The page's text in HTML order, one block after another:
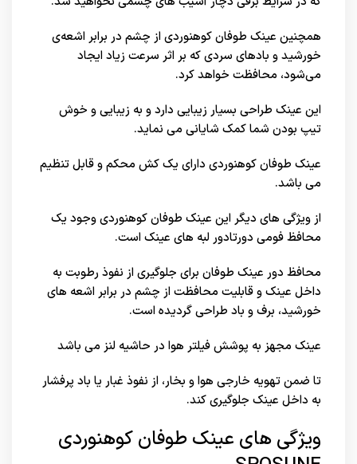
همچنین عینک طوفان کوهنوردی از چشم در برابر اشعه‌ی
خورشید و بادهای سردی که بر اثر سرعت زیاد ایجاد
می‌شود، محافظت خواهد کرد.
این عینک طراحی بسیار زیبایی دارد و به زیبایی و خوش
تیپ بودن شما کمک شایانی می نماید.
عینک طوفان کوهنوردی دارای یک کش محکم و قابل تنظیم
می باشد.
از ویژگی های دیگر این عینک طوفان کوهنوردی وجود یک
محافظ فومی دورتادور لبه های عینک است.
محافظ دور عینک طوفان برای جلوگیری از نفوذ رطوبت به
داخل عینک و قابلیت محافظت از چشم در برابر اشعه های
خورشید، برف و باد طراحی گردیده است.
عینک مجهز به پوشش فیلتر هوا در حاشیه لنز می باشد
تا ضمن تهویه خارجی هوا و بخار، از نفوذ غبار یا باد پرفشار
به داخل عینک جلوگیری کند.
ویژگی های عینک طوفان کوهنوردی